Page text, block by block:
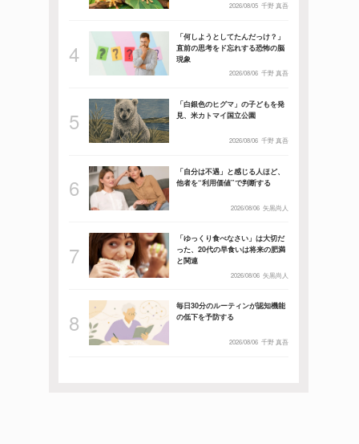
2026/08/05 千野 真吾
「何しようとしてたんだっけ？」
直前の思考をド忘れする恐怖の脳
現象
2026/08/06 千野 真吾
「白銀色のヒグマ」の子どもを発
見、米カトマイ国立公園
2026/08/06 千野 真吾
「自分は不遇」と感じる人ほど、
他者を“利用価値”で判断する
2026/08/06 矢黒尚人
「ゆっくり食べなさい」は大切だ
った、20代の早食いは将来の肥満
と関連
2026/08/06 矢黒尚人
毎日30分のルーティンが認知機能
の低下を予防する
2026/08/06 千野 真吾